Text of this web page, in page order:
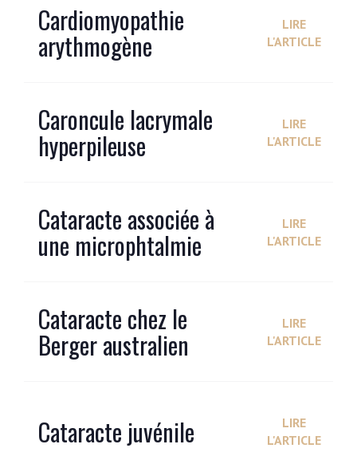
Cardiomyopathie
arythmogène
LIRE
L'ARTICLE
Caroncule lacrymale
hyperpileuse
LIRE
L'ARTICLE
Cataracte associée à
une microphtalmie
LIRE
L'ARTICLE
Cataracte chez le
Berger australien
LIRE
L'ARTICLE
Cataracte juvénile
LIRE
L'ARTICLE